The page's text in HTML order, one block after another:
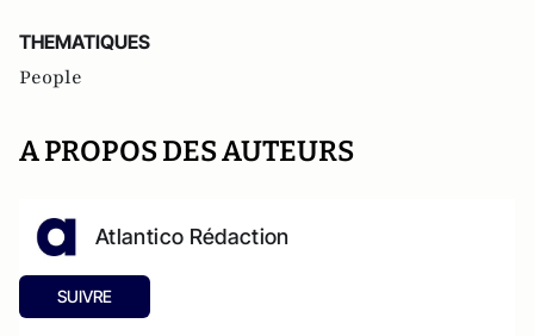
THEMATIQUES
People
A PROPOS DES AUTEURS
Atlantico Rédaction
SUIVRE